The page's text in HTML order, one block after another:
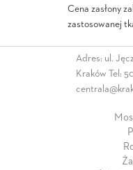
Cena zasłony
zastosowanej
Adres: ul.
Kraków Tel: